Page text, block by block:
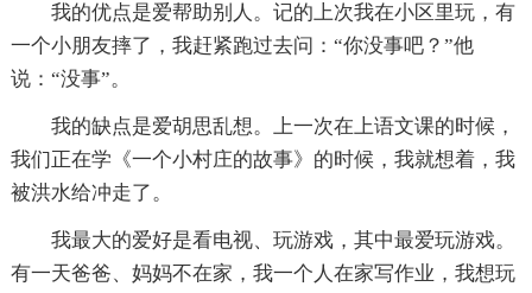
我的优点是爱帮助别人。记的上次我在小区里玩，有
一个小朋友摔了，我赶紧跑过去问：“你没事吧？”他
说：“没事”。
我的缺点是爱胡思乱想。上一次在上语文课的时候，
我们正在学《一个小村庄的故事》的时候，我就想着，我
被洪水给冲走了。
我最大的爱好是看电视、玩游戏，其中最爱玩游戏。
有一天爸爸、妈妈不在家，我一个人在家写作业，我想玩